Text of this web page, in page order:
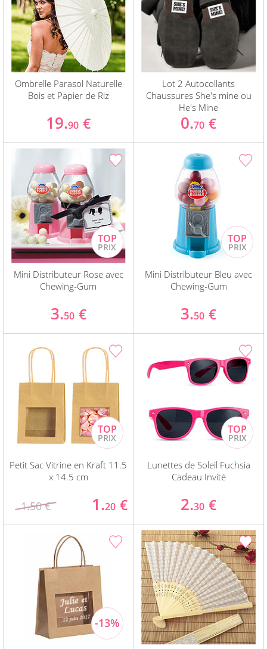
Ombrelle Parasol Naturelle
Bois et Papier de Riz
19.90 €
Lot 2 Autocollants
Chaussures She's mine ou
He's Mine
0.70 €
Mini Distributeur Rose avec
Chewing-Gum
3.50 €
Mini Distributeur Bleu avec
Chewing-Gum
3.50 €
Petit Sac Vitrine en Kraft 11.5
x 14.5 cm
1.50 € 1.20 €
Lunettes de Soleil Fuchsia
Cadeau Invité
2.30 €